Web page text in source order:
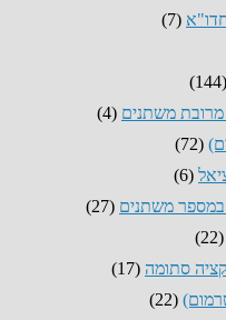
(7)
(144)
מרובת משתנים (4)
(72)
(6)
משתנים (27)
(22)
סתומה (17)
(22)